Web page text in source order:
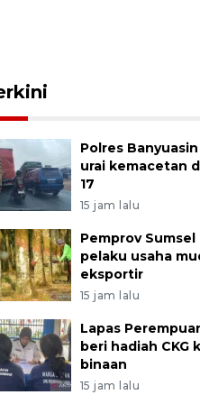
Polres
urai kemacetan
17
15 jam lalu
Pemprov
pelaku usaha
eksportir
15 jam lalu
Lapas
beri hadiah CKG
binaan
15 jam lalu